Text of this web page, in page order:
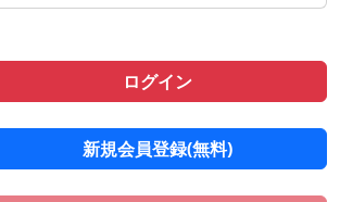
ログイン
新規会員登録(無料)